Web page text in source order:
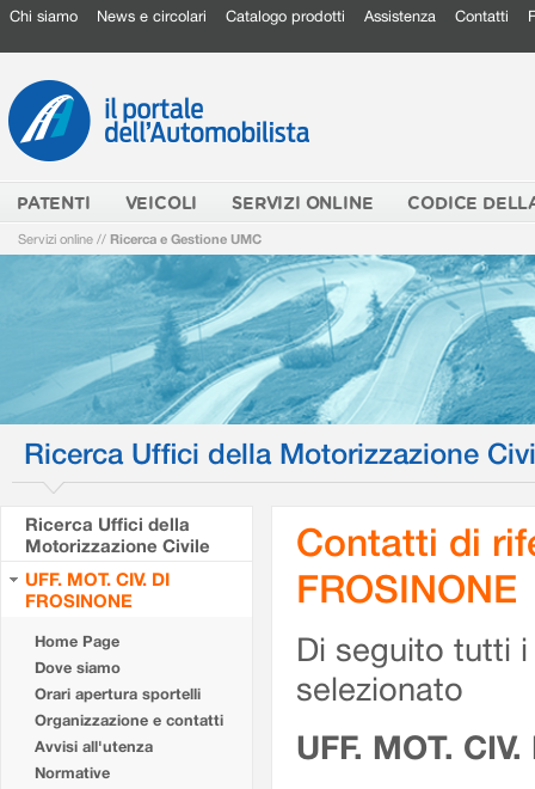
Chi siamo News e circolari Catalogo prodotti Assistenza Contatti
PATENTI VEICOLI SERVIZI ONLINE CODICE
Servizi online // Ricerca e Gestione UMC
Ricerca Uffici della Motorizzazione
Ricerca Uffici della
Motorizzazione Civile
UFF. MOT. CIV. DI
FROSINONE
Home Page
Dove siamo
Orari apertura sportelli
Organizzazione e contatti
Avvisi all'utenza
Normative
Contatti di
FROSINONE
Di seguito tutti
selezionato
UFF. MOT.